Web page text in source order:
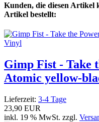
Kunden, die diesen Artikel
Artikel bestellt:
Gimp Fist - Take
Atomic yellow-
Lieferzeit: 3-4 Tage
23,90 EUR
inkl. 19 % MwSt. zzgl.